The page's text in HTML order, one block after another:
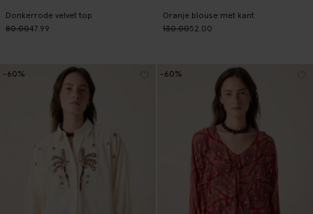
Donkerrode velvet top
80.0047.99
Oranje blouse met kant
130.0052.00
-60% -60%